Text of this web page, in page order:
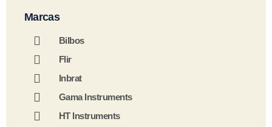
Marcas
Bilbos
Flir
Inbrat
Gama Instruments
HT Instruments